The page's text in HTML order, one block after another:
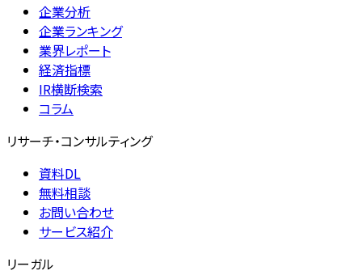
企業分析
企業ランキング
業界レポート
経済指標
IR横断検索
コラム
リサーチ・コンサルティング
資料DL
無料相談
お問い合わせ
サービス紹介
リーガル